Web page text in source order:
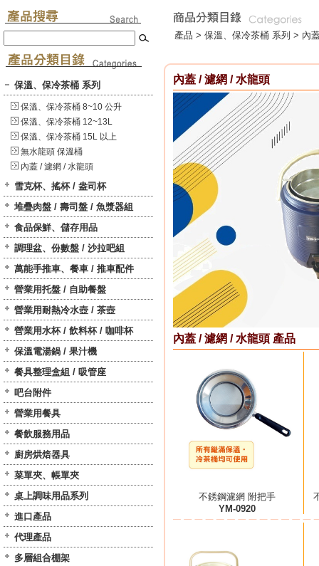
保溫、保冷茶桶 系列
保溫、保冷茶桶 8~10 公升
保溫、保冷茶桶 12~13L
保溫、保冷茶桶 15L 以上
無水龍頭 保溫桶
內蓋 / 濾網 / 水龍頭
雪克杯、搖杯 / 盎司杯
堆疊肉盤 / 壽司盤 / 魚漿器組
食品保鮮、儲存用品
調理盆、份數盤 / 沙拉吧組
萬能手推車、餐車 / 推車配件
營業用托盤 / 自助餐盤
營業用耐熱冷水壺 / 茶壺
營業用水杯 / 飲料杯 / 咖啡杯
保溫電湯鍋 / 果汁機
餐具整理盒組 / 吸管座
吧台附件
營業用餐具
餐飲服務用品
廚房烘焙器具
菜單夾、帳單夾
桌上調味用品系列
進口產品
代理產品
多層組合棚架
產品 > 保溫、保冷茶桶 系列 > 內
內蓋 / 濾網 / 水龍頭
內蓋 / 濾網 / 水龍頭 產品
不銹鋼濾網 附把手
YM-0920